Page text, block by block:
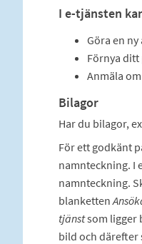
I e-tjänsten
Göra en
Förnya
Anmäla
Bilagor
Har du bilagor,
För ett godkänt
namnteckning. I
namnteckning.
blanketten
tjänstsom ligger
bild och därefter